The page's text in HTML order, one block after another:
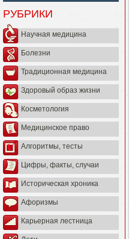
РУБРИКИ
Научная медицина
Болезни
Традиционная медицина
Здоровый образ жизни
Косметология
Медицинское право
Алгоритмы, тесты
Цифры, факты, случаи
Историческая хроника
Афоризмы
Карьерная лестница